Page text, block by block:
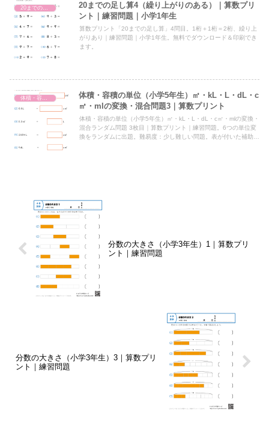
20までの足し算
20までの足し算4（繰り上がりのある）｜算数プリ
ント｜練習問題｜小学1年生
算数プリント「20までの足し算」4問目。1桁＋1桁＝2桁、繰り上
がりあり｜練習問題｜小学1年生。無料でダウンロード＆印刷でき
ます。
体積・容積の単位（小学5年生）㎥・kL・L・dL・c㎥・mlの変換
体積・容積の単位（小学5年生）㎥・kL・L・dL・c
㎥・mlの変換・混合問題3｜算数プリント
体積・容積の単位（小学5年生）㎥・kL・L・dL・c㎥・mlの変換・
混合ランダム問題 3枚目｜算数プリント｜練習問題。6つの単位変
換をランダムに出題。難易度：少し難しい問題。表が付いた補助問
分数の大きさ（小学3年生）1｜算数プリ
ント｜練習問題
分数の大きさ（小学3年生）3｜算数プリ
ント｜練習問題